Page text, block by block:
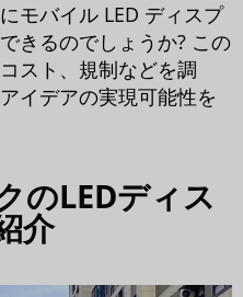
モバイル LED ディスプ
きるのでしょうか? この
スト、規制などを調
イデアの実現可能性を
のLEDディス
介